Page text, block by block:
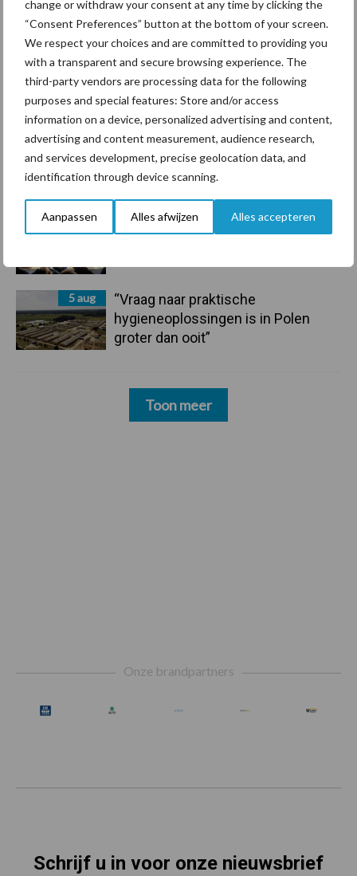
change or withdraw your consent at any time by clicking the
“Consent Preferences” button at the bottom of your screen.
We respect your choices and are committed to providing you
with a transparent and secure browsing experience. The
third-party vendors are processing data for the following
purposes and special features: Store and/or access
information on a device, personalized advertising and content,
advertising and content measurement, audience research,
and services development, precise geolocation data, and
identification through device scanning.
Aanpassen Alles afwijzen Alles accepteren
handel in de greep
7 aug
De speenhuid: een vaak
onderschatte risicofactor voor
mastitis
6 aug
ForFarmers ziet volume en
marktaandeel groeien in krimpende
Nederlandse markt
6 aug
Tien praktische tips voor een
5 aug
“Vraag naar praktische
hygieneoplossingen is in Polen
groter dan ooit”
Toon meer
Onze brandpartners
Schrijf u in voor onze nieuwsbrief